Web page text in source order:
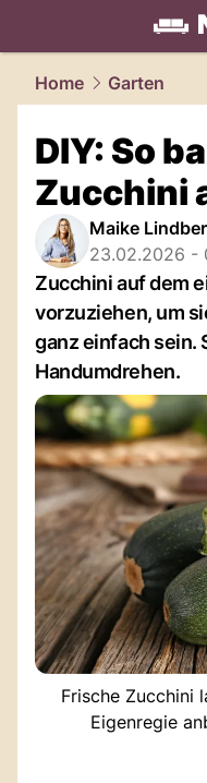
living.NAU.ch
Home Garten
DIY: So
Zucchini
Maike
23.02.2026 -
Zucchini auf dem
vorzuziehen, um
ganz einfach sein.
Handumdrehen.
Frische Zucchini
Eigenregie